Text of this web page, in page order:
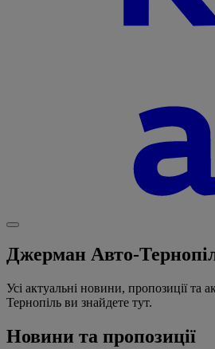
Джерман Авто-
Усі актуальні новини, пропозиції та
Тернопіль ви знайдете тут.
Новини та пропозиції